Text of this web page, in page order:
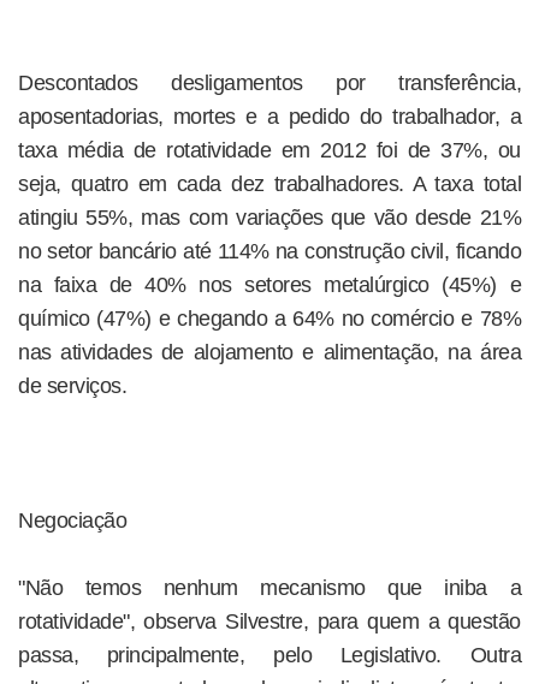
Descontados desligamentos por transferência,
aposentadorias, mortes e a pedido do trabalhador, a
taxa média de rotatividade em 2012 foi de 37%, ou
seja, quatro em cada dez trabalhadores. A taxa total
atingiu 55%, mas com variações que vão desde 21%
no setor bancário até 114% na construção civil, ficando
na faixa de 40% nos setores metalúrgico (45%) e
químico (47%) e chegando a 64% no comércio e 78%
nas atividades de alojamento e alimentação, na área
de serviços.
Negociação
"Não temos nenhum mecanismo que iniba a
rotatividade", observa Silvestre, para quem a questão
passa, principalmente, pelo Legislativo. Outra